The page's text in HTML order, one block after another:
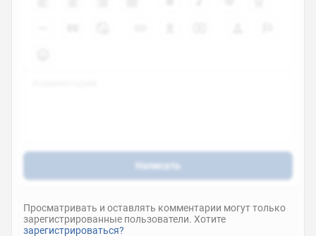
Написать
Просматривать и оставлять комментарии могут только
зарегистрированные пользователи. Хотите
зарегистрироваться?